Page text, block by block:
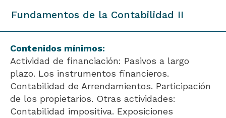
Fundamentos de la Contabilidad II
Contenidos mínimos:
Actividad de financiación: Pasivos a largo
plazo. Los instrumentos financieros.
Contabilidad de Arrendamientos. Participación
de los propietarios. Otras actividades:
Contabilidad impositiva. Exposiciones